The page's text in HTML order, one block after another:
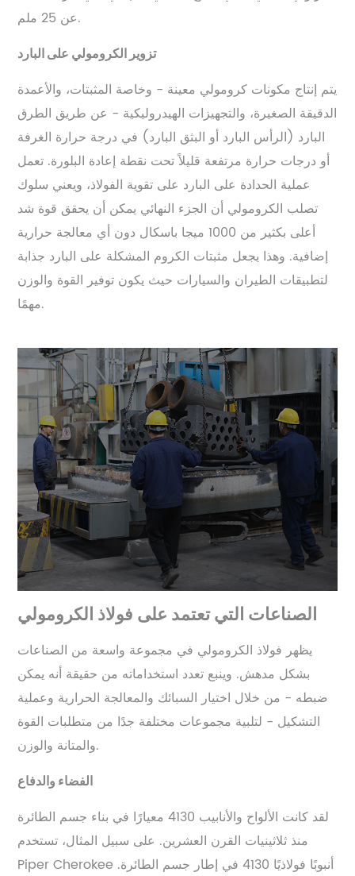
عن 25 ملم.
تزوير الكرومولي على البارد
يتم إنتاج مكونات كرومولي معينة - وخاصة المثبتات، والأعمدة
الدقيقة الصغيرة، والتجهيزات الهيدروليكية - عن طريق الطرق
البارد (الرأس البارد أو البثق البارد) في درجة حرارة الغرفة
أو درجات حرارة مرتفعة قليلاً تحت نقطة إعادة البلورة. تعمل
عملية الحدادة على البارد على تقوية الفولاذ، ويعني سلوك
تصلب الكرومولي أن الجزء النهائي يمكن أن يحقق قوة شد
أعلى بكثير من 1000 ميجا باسكال دون أي معالجة حرارية
إضافية. وهذا يجعل مثبتات الكروم المشكلة على البارد جذابة
لتطبيقات الطيران والسيارات حيث يكون توفير القوة والوزن
مهمًا.
الصناعات التي تعتمد على فولاذ الكرومولي
يظهر فولاذ الكرومولي في مجموعة واسعة من الصناعات
بشكل مدهش. وينبع تعدد استخداماته من حقيقة أنه يمكن
ضبطه - من خلال اختيار السبائك والمعالجة الحرارية وعملية
التشكيل - لتلبية مجموعات مختلفة جدًا من متطلبات القوة
والمتانة والوزن.
الفضاء والدفاع
لقد كانت الألواح والأنابيب 4130 معيارًا في بناء جسم الطائرة
منذ ثلاثينيات القرن العشرين. على سبيل المثال، تستخدم
Piper Cherokee أنبوبًا فولاذيًا 4130 في إطار جسم الطائرة.